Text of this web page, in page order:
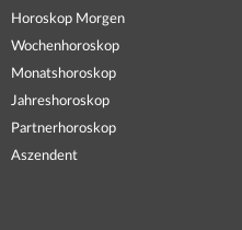
Horoskop Morgen
Wochenhoroskop
Monatshoroskop
Jahreshoroskop
Partnerhoroskop
Aszendent